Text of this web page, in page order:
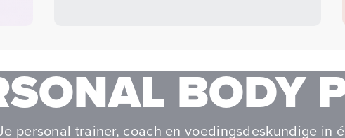
BODY
personal trainer, coach en voedingsdeskundige in